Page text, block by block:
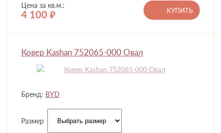
Цена за кв.м.:
4 100 руб.
КУПИТЬ
Ковер Kashan 752065-000 Овал
Бренд: BYD
Размер